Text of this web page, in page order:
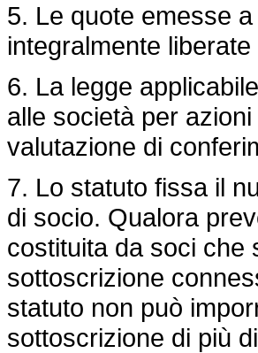
5. Le quote emesse
integralmente
6. La legge
alle società per
valutazione di
7. Lo statuto fissa il
di socio. Qualora
costituita da soci che
sottoscrizione
statuto non può
sottoscrizione di più